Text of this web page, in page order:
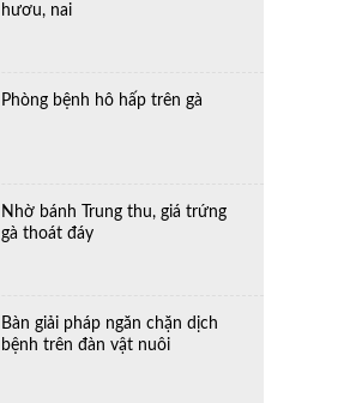
hươu, nai
Phòng bệnh hô hấp trên gà
Nhờ bánh Trung thu, giá trứng
gà thoát đáy
Bàn giải pháp ngăn chặn dịch
bệnh trên đàn vật nuôi